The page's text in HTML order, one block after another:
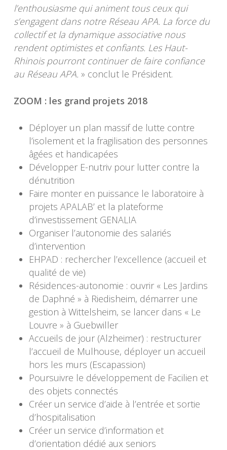
l’enthousiasme qui animent tous ceux qui
s’engagent dans notre Réseau APA. La force du
collectif et la dynamique associative nous
rendent optimistes et confiants. Les Haut-
Rhinois pourront continuer de faire confiance
au Réseau APA. » conclut le Président.
ZOOM : les grand projets 2018
Déployer un plan massif de lutte contre
l’isolement et la fragilisation des personnes
âgées et handicapées
Développer E-nutriv pour lutter contre la
dénutrition
Faire monter en puissance le laboratoire à
projets APALAB’ et la plateforme
d’investissement GENALIA
Organiser l’autonomie des salariés
d’intervention
EHPAD : rechercher l’excellence (accueil et
qualité de vie)
Résidences-autonomie : ouvrir « Les Jardins
de Daphné » à Riedisheim, démarrer une
gestion à Wittelsheim, se lancer dans « Le
Louvre » à Guebwiller
Accueils de jour (Alzheimer) : restructurer
l’accueil de Mulhouse, déployer un accueil
hors les murs (Escapassion)
Poursuivre le développement de Facilien et
des objets connectés
Créer un service d’aide à l’entrée et sortie
d’hospitalisation
Créer un service d’information et
d’orientation dédié aux seniors